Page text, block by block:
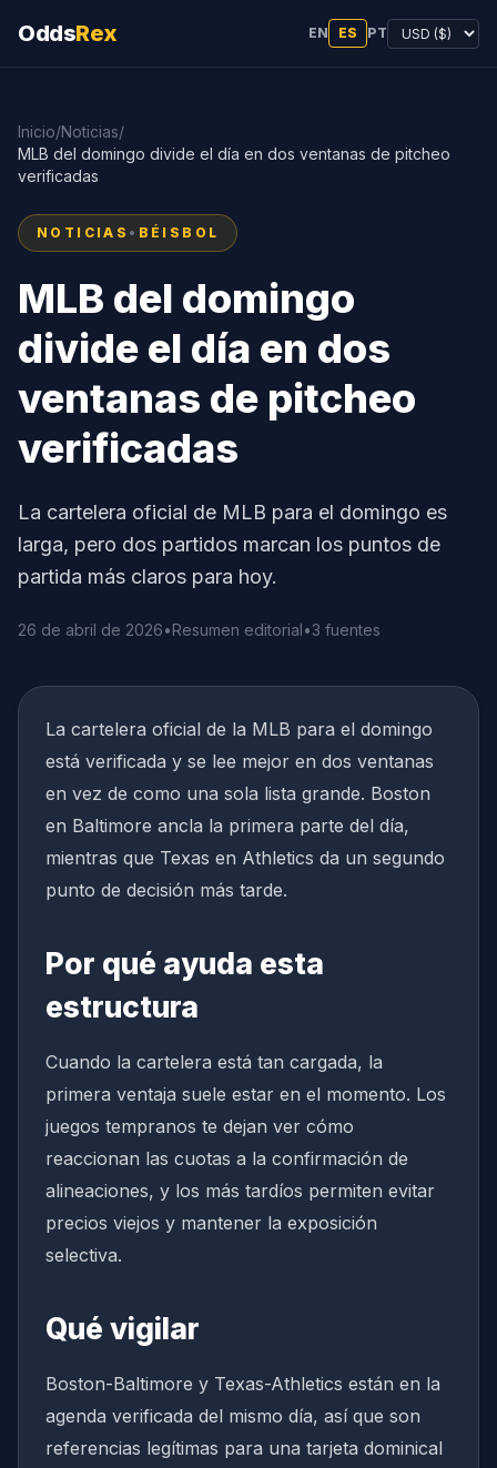
OddsRex EN ES PT
Inicio/Noticias/
MLB del domingo divide el día en dos ventanas de pitcheo
verificadas
NOTICIAS • BÉISBOL
MLB del domingo
divide el día en dos
ventanas de pitcheo
verificadas
La cartelera oficial de MLB para el domingo es
larga, pero dos partidos marcan los puntos de
partida más claros para hoy.
26 de abril de 2026•Resumen editorial•3 fuentes
La cartelera oficial de la MLB para el domingo
está verificada y se lee mejor en dos ventanas
en vez de como una sola lista grande. Boston
en Baltimore ancla la primera parte del día,
mientras que Texas en Athletics da un segundo
punto de decisión más tarde.
Por qué ayuda esta
estructura
Cuando la cartelera está tan cargada, la
primera ventaja suele estar en el momento. Los
juegos tempranos te dejan ver cómo
reaccionan las cuotas a la confirmación de
alineaciones, y los más tardíos permiten evitar
precios viejos y mantener la exposición
selectiva.
Qué vigilar
Boston-Baltimore y Texas-Athletics están en la
agenda verificada del mismo día, así que son
referencias legítimas para una tarjeta dominical